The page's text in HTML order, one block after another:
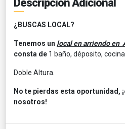
Descripción Adicional
¿BUSCAS LOCAL?
Tenemos un local en arriendo en
consta de 1 baño, déposito,
Doble Altura.
No te pierdas esta oportunidad,
nosotros!